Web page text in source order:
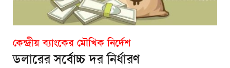
কেন্দ্রীয় ব্যাংকের মৌখিক নির্দেশ
ডলারের সর্বোচ্চ দর নির্ধারণ